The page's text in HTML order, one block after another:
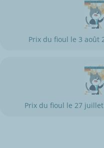
Prix du fioul le 3 août
Prix du fioul le 27